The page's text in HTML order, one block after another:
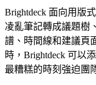
Brightdeck 面向用版
凌亂筆記轉成議題樹
譜、時間線和建議頁
時，Brightdeck 可以
最糟糕的時刻強迫團